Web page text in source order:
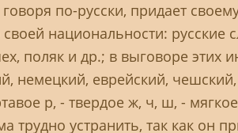
по-русски, придает
национальности: русские
поляк и др.; в выговоре этих
немецкий, еврейский,
р, - твердое ж, ч, ш, -
трудно устранить, так как он